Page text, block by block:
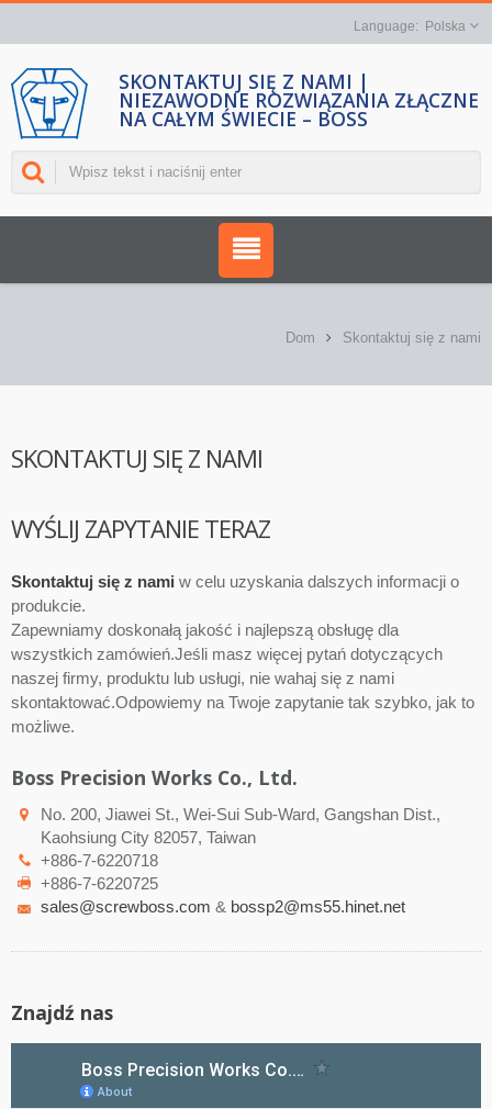
Polska
SKONTAKTUJ SIĘ Z NAMI |
NIEZAWODNE ROZWIĄZANIA ZŁĄCZNE
NA CAŁYM ŚWIECIE – BOSS
Dom Skontaktuj się z nami
SKONTAKTUJ SIĘ Z NAMI
WYŚLIJ ZAPYTANIE TERAZ
Skontaktuj się z nami w celu uzyskania dalszych informacji o
produkcie.
Zapewniamy doskonałą jakość i najlepszą obsługę dla
wszystkich zamówień.Jeśli masz więcej pytań dotyczących
naszej firmy, produktu lub usługi, nie wahaj się z nami
skontaktować.Odpowiemy na Twoje zapytanie tak szybko, jak to
możliwe.
Boss Precision Works Co., Ltd.
No. 200, Jiawei St., Wei-Sui Sub-Ward, Gangshan Dist.,
Kaohsiung City 82057, Taiwan
+886-7-6220718
+886-7-6220725
sales@screwboss.com & bossp2@ms55.hinet.net
Znajdź nas